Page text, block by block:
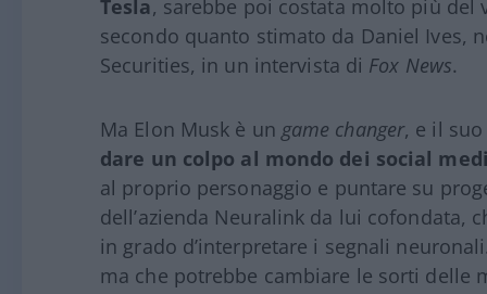
Tesla, sarebbe poi costata molto più del
secondo quanto stimato da Daniel Ives,
Securities, in un intervista di Fox News.
Ma Elon Musk è un game changer, e il
dare un colpo al mondo dei social
al proprio personaggio e puntare su
dell’azienda Neuralink da lui cofondata,
in grado d’interpretare i segnali
ma che potrebbe cambiare le sorti delle